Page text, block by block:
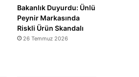
Bakanlık Duyurdu: Ünlü
Peynir Markasında
Riskli Ürün Skandalı
26 Temmuz 2026